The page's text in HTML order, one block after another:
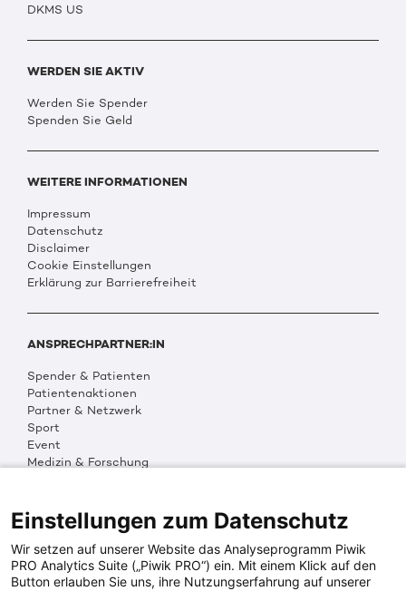
DKMS US
WERDEN SIE AKTIV
Werden Sie Spender
Spenden Sie Geld
WEITERE INFORMATIONEN
Impressum
Datenschutz
Disclaimer
Cookie Einstellungen
Erklärung zur Barrierefreiheit
ANSPRECHPARTNER:IN
Spender & Patienten
Patientenaktionen
Partner & Netzwerk
Sport
Event
Medizin & Forschung
Multimedia
Social Media
Einstellungen zum Datenschutz
Wir setzen auf unserer Website das Analyseprogramm Piwik
PRO Analytics Suite („Piwik PRO“) ein. Mit einem Klick auf den
Button erlauben Sie uns, ihre Nutzungserfahrung auf unserer